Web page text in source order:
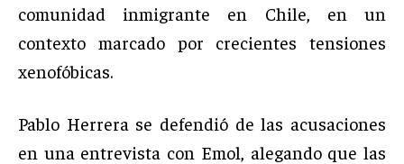
comunidad inmigrante en Chile, en un
contexto marcado por crecientes tensiones
xenofóbicas.
Pablo Herrera se defendió de las acusaciones
en una entrevista con Emol, alegando que las